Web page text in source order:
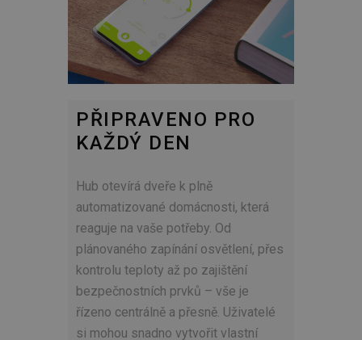
PŘIPRAVENO PRO
KAŽDÝ DEN
Hub otevírá dveře k plně
automatizované domácnosti, která
reaguje na vaše potřeby. Od
plánovaného zapínání osvětlení, přes
kontrolu teploty až po zajištění
bezpečnostních prvků – vše je
řízeno centrálně a přesně. Uživatelé
si mohou snadno vytvořit vlastní